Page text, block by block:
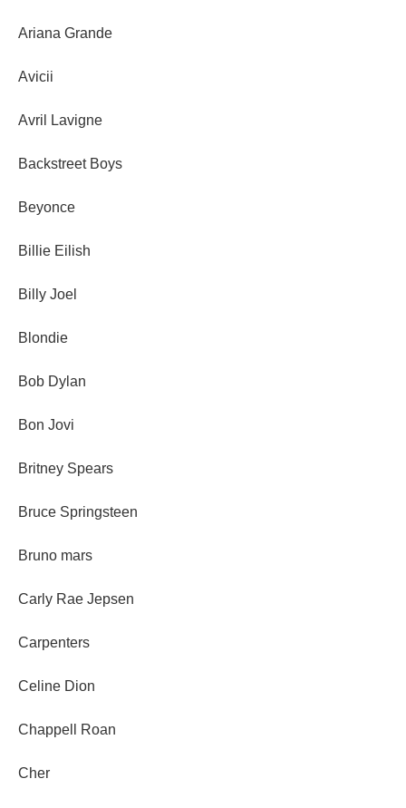
Ariana Grande
Avicii
Avril Lavigne
Backstreet Boys
Beyonce
Billie Eilish
Billy Joel
Blondie
Bob Dylan
Bon Jovi
Britney Spears
Bruce Springsteen
Bruno mars
Carly Rae Jepsen
Carpenters
Celine Dion
Chappell Roan
Cher